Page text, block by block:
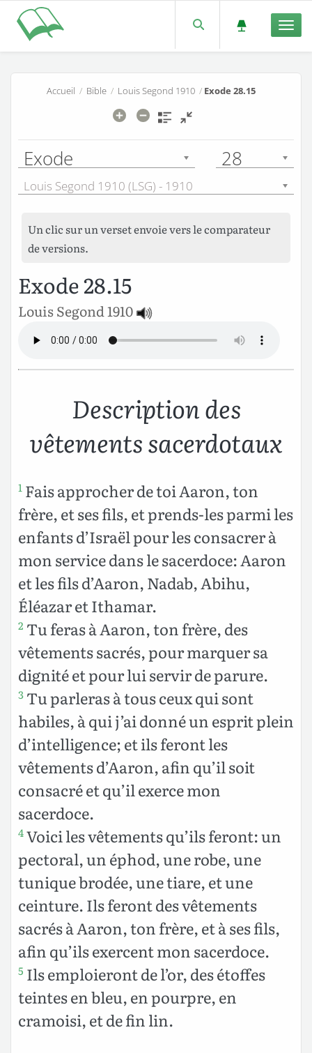
Accueil / Bible / Louis Segond 1910 / Exode 28.15
Exode 28
Louis Segond 1910 (LSG) - 1910
Un clic sur un verset envoie vers le comparateur
de versions.
Exode 28.15
Louis Segond 1910
Description des
vêtements sacerdotaux
1 Fais approcher de toi Aaron, ton
frère, et ses fils, et prends-les parmi les
enfants d’Israël pour les consacrer à
mon service dans le sacerdoce: Aaron
et les fils d’Aaron, Nadab, Abihu,
Éléazar et Ithamar.
2 Tu feras à Aaron, ton frère, des
vêtements sacrés, pour marquer sa
dignité et pour lui servir de parure.
3 Tu parleras à tous ceux qui sont
habiles, à qui j’ai donné un esprit plein
d’intelligence; et ils feront les
vêtements d’Aaron, afin qu’il soit
consacré et qu’il exerce mon
sacerdoce.
4Voici les vêtements qu’ils feront: un
pectoral, un éphod, une robe, une
tunique brodée, une tiare, et une
ceinture. Ils feront des vêtements
sacrés à Aaron, ton frère, et à ses fils,
afin qu’ils exercent mon sacerdoce.
5 Ils emploieront de l’or, des étoffes
teintes en bleu, en pourpre, en
cramoisi, et de fin lin.